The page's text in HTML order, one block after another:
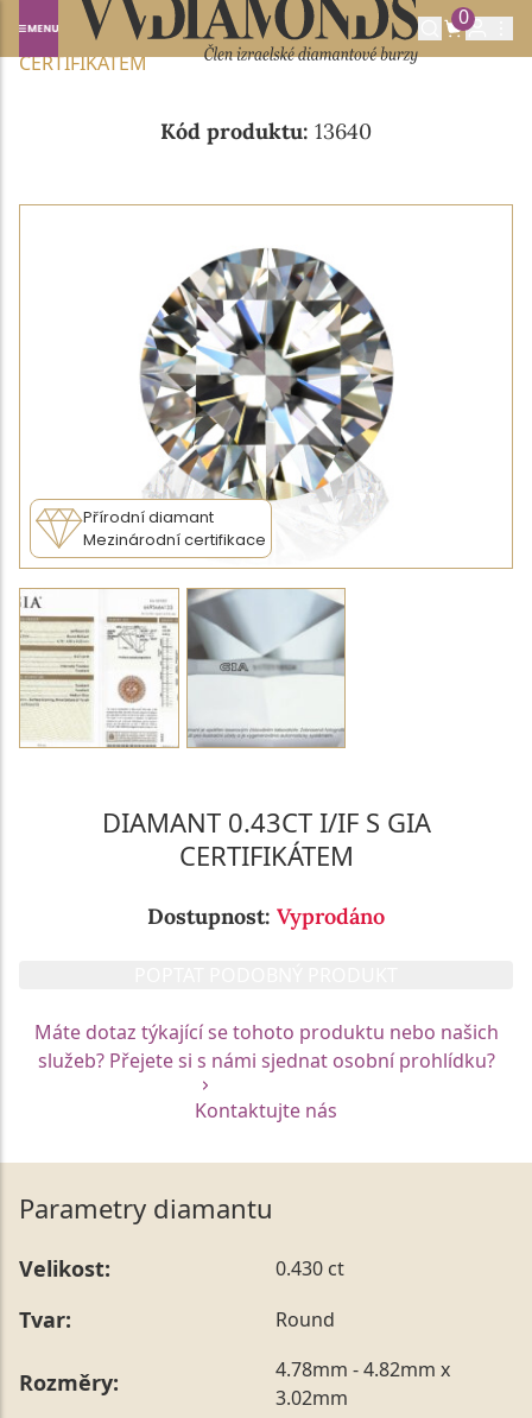
0
Domů NABÍDKA DIAMANTŮ
0.43CT I/IF S GIA
CERTIFIKÁTEM
Kód produktu: 13640
Přírodní diamant
Mezinárodní certifikace
DIAMANT 0.43CT I/IF S GIA
CERTIFIKÁTEM
Dostupnost: Vyprodáno
Máte dotaz týkající se tohoto produktu nebo našich
služeb? Přejete si s námi sjednat osobní prohlídku?
Kontaktujte nás
Parametry diamantu
Velikost: 0.430 ct
Tvar: Round
Rozměry:
4.78mm - 4.82mm x
3.02mm